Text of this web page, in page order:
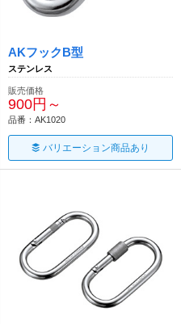
AKフックB型
ステンレス
販売価格
900円～
品番：AK1020
バリエーション商品あり